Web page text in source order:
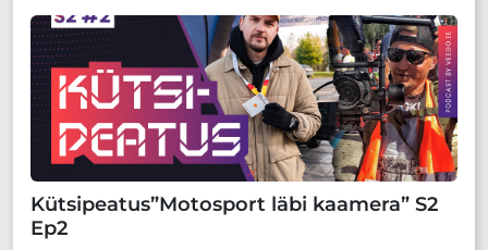
Kütsipeatus”Motosport läbi kaamera” S2
Ep2